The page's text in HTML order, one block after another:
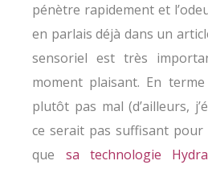
pénètre rapidement et
en parlais déjà dans un
sensoriel est très
moment plaisant. En terme
plutôt pas mal (d’ailleurs,
ce serait pas suffisant pour
que sa technologie